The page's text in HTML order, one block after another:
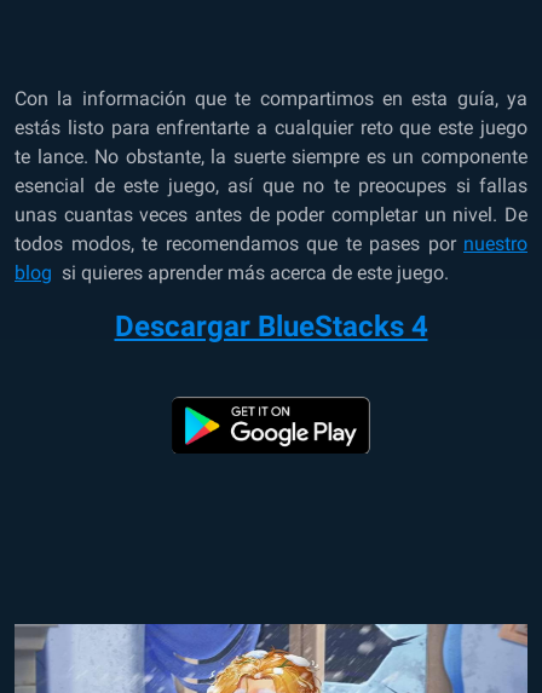
Con la información que te compartimos en esta guía, ya
estás listo para enfrentarte a cualquier reto que este juego
te lance. No obstante, la suerte siempre es un componente
esencial de este juego, así que no te preocupes si fallas
unas cuantas veces antes de poder completar un nivel. De
todos modos, te recomendamos que te pases por nuestro
blog si quieres aprender más acerca de este juego.
Descargar BlueStacks 4